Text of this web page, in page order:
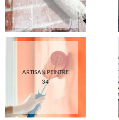
ARTISAN PEINTRE
34